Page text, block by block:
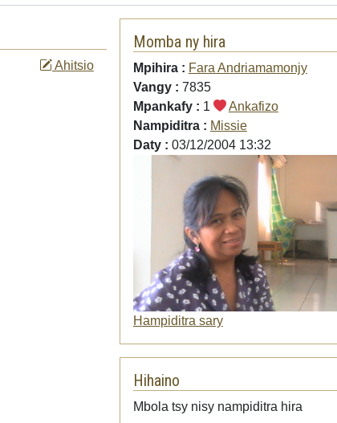
Ahitsio
Momba ny hira
Mpihira : Fara Andriamamonjy
Vangy : 7835
Mpankafy : 1
Ankafizo
Nampiditra : Missie
Daty : 03/12/2004 13:32
Hampiditra sary
Hihaino
Mbola tsy nisy nampiditra hira